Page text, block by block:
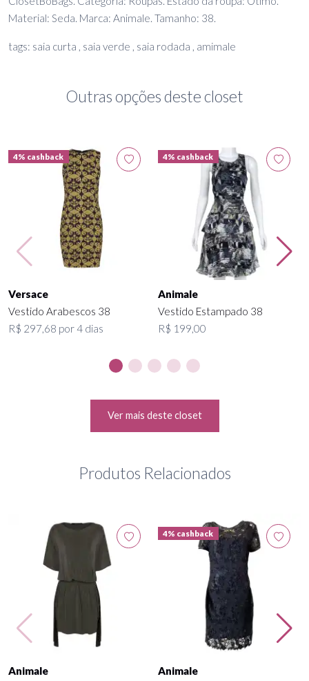
Material: Seda. Marca: Animale. Tamanho: 38.
tags: saia curta , saia verde , saia rodada , amimale
Outras opções deste closet
4% cashback
Versace
Vestido Arabescos 38
R$ 297,68 por 4 dias
4% cashback
Animale
Vestido Estampado 38
R$ 199,00
Ver mais deste closet
Produtos Relacionados
Animale
4% cashback
Animale